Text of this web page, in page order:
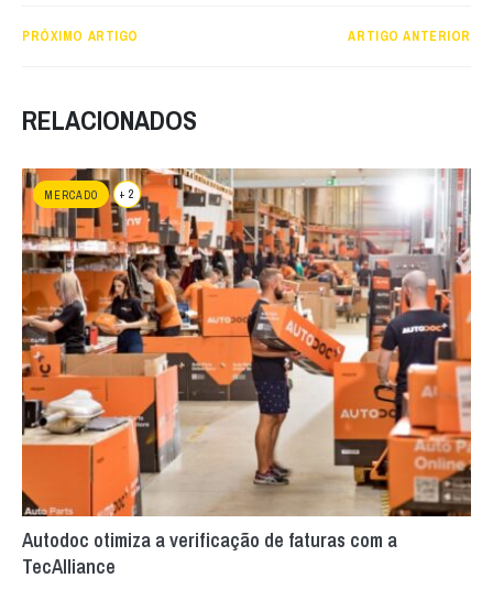
PRÓXIMO ARTIGO ARTIGO ANTERIOR
RELACIONADOS
MERCADO + 2
Autodoc otimiza a verificação de faturas com a
TecAlliance